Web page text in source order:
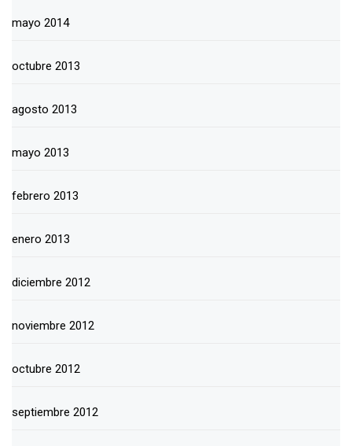
mayo 2014
octubre 2013
agosto 2013
mayo 2013
febrero 2013
enero 2013
diciembre 2012
noviembre 2012
octubre 2012
septiembre 2012